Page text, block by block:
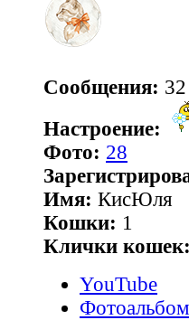
Сообщения: 32
Настроение:
Фото: 28
Имя: КисЮля
Кошки: 1
Клички кошек:
YouTube
Фотоальбом